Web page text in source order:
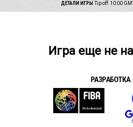
ДЕТАЛИ ИГРЫ Tip off: 10:00
Игра еще не
РАЗРАБОТКА